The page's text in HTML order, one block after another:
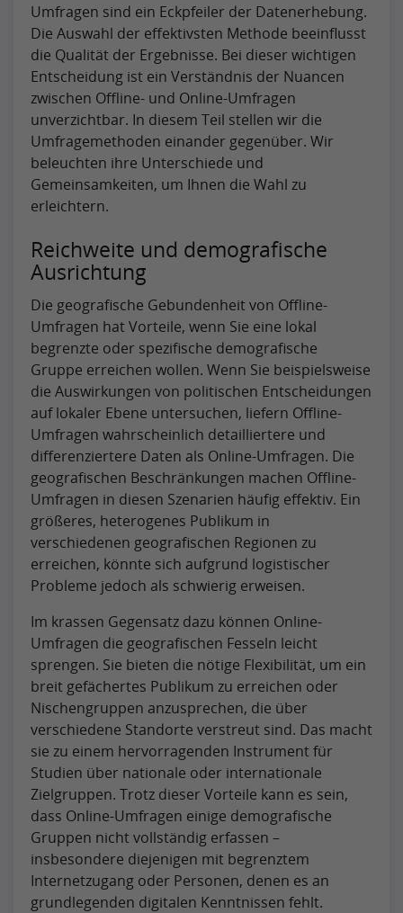
Umfragen sind ein Eckpfeiler der Datenerhebung.
Die Auswahl der effektivsten Methode beeinflusst
die Qualität der Ergebnisse. Bei dieser wichtigen
Entscheidung ist ein Verständnis der Nuancen
zwischen Offline- und Online-Umfragen
unverzichtbar. In diesem Teil stellen wir die
Umfragemethoden einander gegenüber. Wir
beleuchten ihre Unterschiede und
Gemeinsamkeiten, um Ihnen die Wahl zu
erleichtern.
Reichweite und demografische
Ausrichtung
Die geografische Gebundenheit von Offline-
Umfragen hat Vorteile, wenn Sie eine lokal
begrenzte oder spezifische demografische
Gruppe erreichen wollen. Wenn Sie beispielsweise
die Auswirkungen von politischen Entscheidungen
auf lokaler Ebene untersuchen, liefern Offline-
Umfragen wahrscheinlich detailliertere und
differenziertere Daten als Online-Umfragen. Die
geografischen Beschränkungen machen Offline-
Umfragen in diesen Szenarien häufig effektiv. Ein
größeres, heterogenes Publikum in
verschiedenen geografischen Regionen zu
erreichen, könnte sich aufgrund logistischer
Probleme jedoch als schwierig erweisen.
Im krassen Gegensatz dazu können Online-
Umfragen die geografischen Fesseln leicht
sprengen. Sie bieten die nötige Flexibilität, um ein
breit gefächertes Publikum zu erreichen oder
Nischengruppen anzusprechen, die über
verschiedene Standorte verstreut sind. Das macht
sie zu einem hervorragenden Instrument für
Studien über nationale oder internationale
Zielgruppen. Trotz dieser Vorteile kann es sein,
dass Online-Umfragen einige demografische
Gruppen nicht vollständig erfassen –
insbesondere diejenigen mit begrenztem
Internetzugang oder Personen, denen es an
grundlegenden digitalen Kenntnissen fehlt.